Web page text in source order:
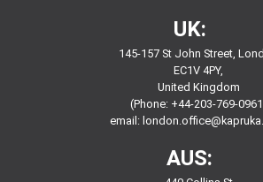
UK:
145-157 St John Street,
EC1V 4PY,
United Kingdom
(Phone: +44-203-769-
email:
AUS: